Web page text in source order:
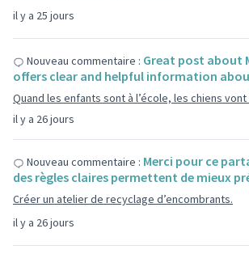
il y a 25 jours
il y a 26 jours
Nouveau commentaire : Great post about
offers clear and helpful information
Quand les enfants sont à l’école, les chiens vont
il y a 26 jours
Nouveau commentaire : Merci pour ce
des règles claires permettent de mieux
Créer un atelier de recyclage d’encombrants.